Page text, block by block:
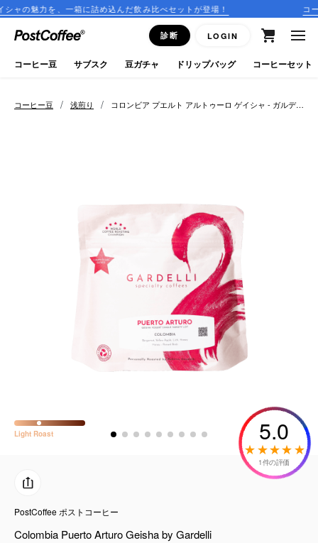
に詰め込んだ飲み比べセットが登場！ コーヒーのサブスク
診断 LOGIN
close
ログイン
新規会員登録
CFFBNS
ギフトセット
リキッド
コーヒー豆 / 浅煎り / コロンビア プエルト アルトゥーロ ゲイシャ - ガルデッ
リ
Light Roast 5.0
1件の評価
PostCoffee ポストコーヒー
Colombia Puerto Arturo Geisha by Gardelli
コーヒー豆 サブスク 豆ガチャ ドリップバッグ コーヒーセット